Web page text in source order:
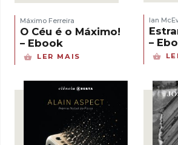
Máximo Ferreira
O Céu é o Máximo!
– Ebook
LER MAIS
Ian
–